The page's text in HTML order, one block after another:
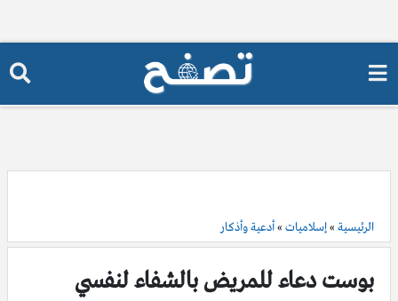
الرئيسية »إسلاميات »أدعية وأذكار
بوست دعاء للمريض بالشفاء لنفسي